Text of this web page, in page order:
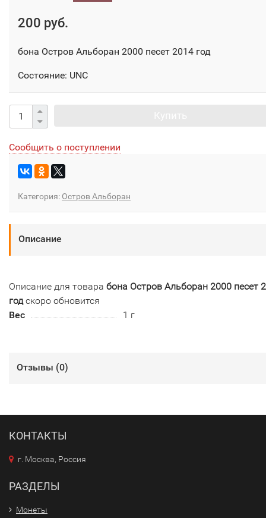
200 руб.
бона Остров Альборан 2000 песет 2014 год
Состояние: UNC
Сообщить о поступлении
Категория: Остров Альборан
Описание
Описание для товара бона Остров Альборан 2000 песет
годскоро обновится
Вес
1 г
Отзывы (0)
КОНТАКТЫ
г. Москва, Россия
РАЗДЕЛЫ
Монеты